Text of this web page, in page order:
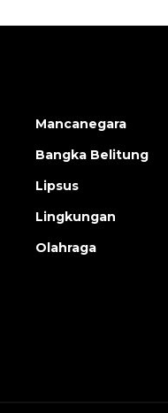
Mancanegara
Bangka Belitung
Lipsus
Lingkungan
Olahraga